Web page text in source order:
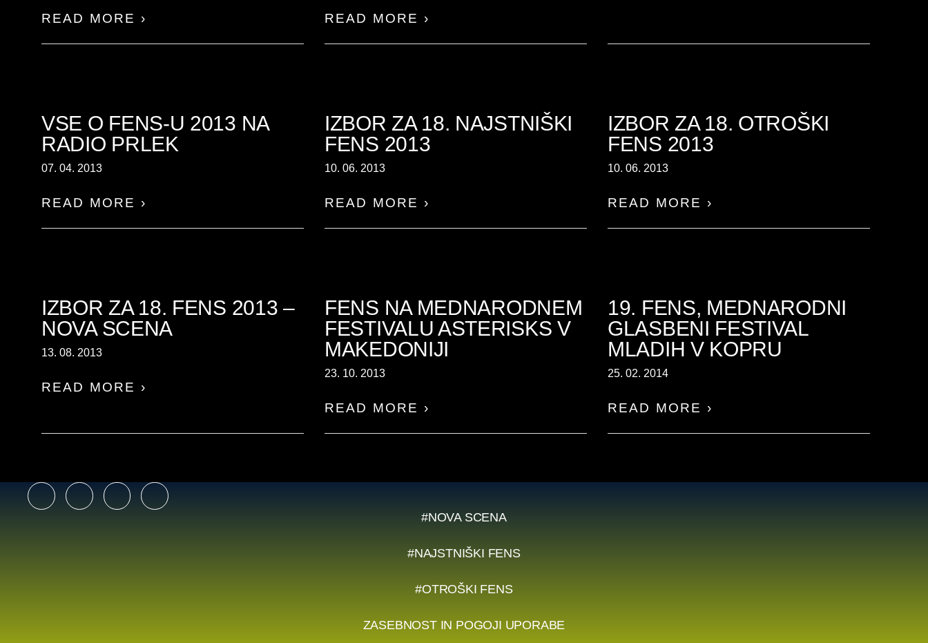
READ MORE › READ MORE ›
VSE O FENS-U 2013 NA
RADIO PRLEK
07. 04. 2013
READ MORE ›
IZBOR ZA 18. NAJSTNIŠKI
FENS 2013
10. 06. 2013
READ MORE ›
IZBOR ZA 18. OTROŠKI
FENS 2013
10. 06. 2013
READ MORE ›
IZBOR ZA 18. FENS 2013 –
NOVA SCENA
13. 08. 2013
READ MORE ›
FENS NA MEDNARODNEM
FESTIVALU ASTERISKS V
MAKEDONIJI
23. 10. 2013
READ MORE ›
19. FENS, MEDNARODNI
GLASBENI FESTIVAL
MLADIH V KOPRU
25. 02. 2014
READ MORE ›
#NOVA SCENA
#NAJSTNIŠKI FENS
#OTROŠKI FENS
ZASEBNOST IN POGOJI UPORABE